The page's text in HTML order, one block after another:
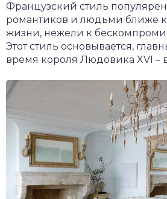
Французский стиль
романтиков и людьми ближе к
жизни, нежели к
Этот стиль основывается,
время короля Людовика XVI –